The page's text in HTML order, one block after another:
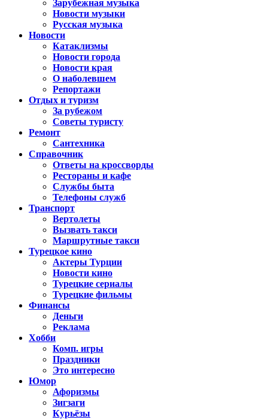
Зарубежная музыка
Новости музыки
Русская музыка
Новости
Катаклизмы
Новости города
Новости края
О наболевшем
Репортажи
Отдых и туризм
За рубежом
Советы туристу
Ремонт
Сантехника
Справочник
Ответы на кроссворды
Рестораны и кафе
Службы быта
Телефоны служб
Транспорт
Вертолеты
Вызвать такси
Маршрутные такси
Турецкое кино
Актеры Турции
Новости кино
Турецкие сериалы
Турецкие фильмы
Финансы
Деньги
Реклама
Хобби
Комп. игры
Праздники
Это интересно
Юмор
Афоризмы
Зигзаги
Курьёзы